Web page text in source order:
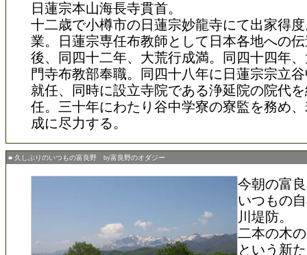
日蓮宗本山海長寺貫首。
十二歳で小樽市の日蓮宗妙龍寺にて出家得
業。日蓮宗専任布教師として日本各地への
後、同四十二年、大荒行成満。同四十四年
門寺布教部奉職。同四十八年に日蓮宗宗立
就任、同時に設立寺院である浄延院の院代
任。三十年にわたり谷中学寮の寮監を務め
成に尽力する。
■ 久しぶりのいつもの富良野 by富良野のオダジー
今朝の富
いつもの
川堤防。
二本の木
という新